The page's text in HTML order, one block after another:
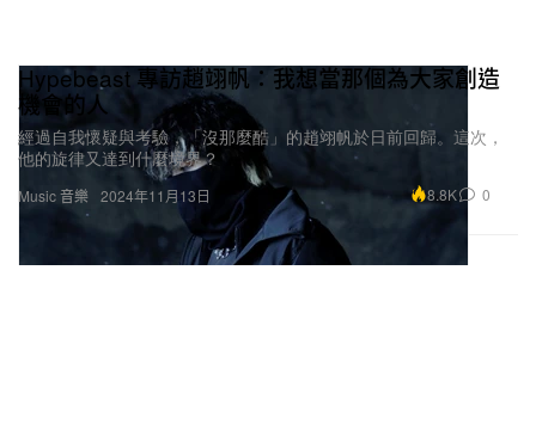
Music 音樂
Hypebeast 專訪趙翊帆：我想當那個為大家創造
機會的人
經過自我懷疑與考驗，「沒那麼酷」的趙翊帆於日前回歸。這次，
他的旋律又達到什麼境界？
2024年11月13日 8.8K 0